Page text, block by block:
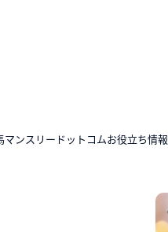
マンスリードットコムお役立ち情報